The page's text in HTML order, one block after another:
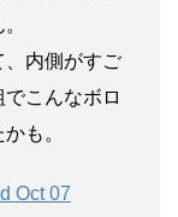
、内側がすご
こんなボロ
も。
Oct 07